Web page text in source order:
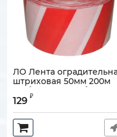
ЛО Лента
штриховая 50мм 200м
"Зебра", красно-белая
Артикул:
129 ₽